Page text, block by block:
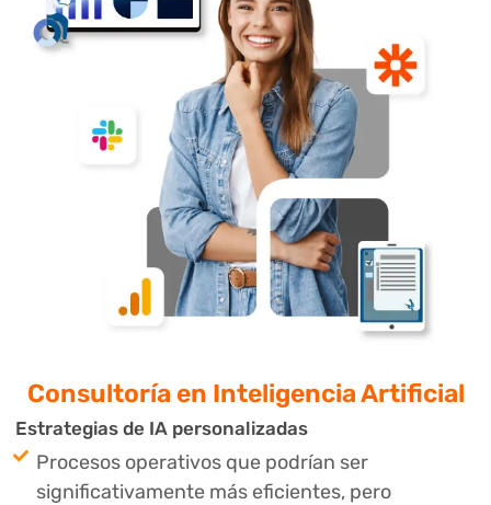
Consultoría en Inteligencia Artificial
Estrategias de IA personalizadas
Procesos operativos que podrían ser
significativamente más eficientes, pero